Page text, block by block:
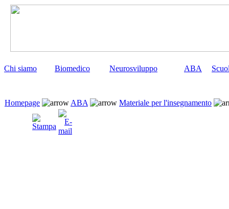
Chi siamo Biomedico Neurosviluppo ABA
Homepage ABA Materiale per l'insegnamento